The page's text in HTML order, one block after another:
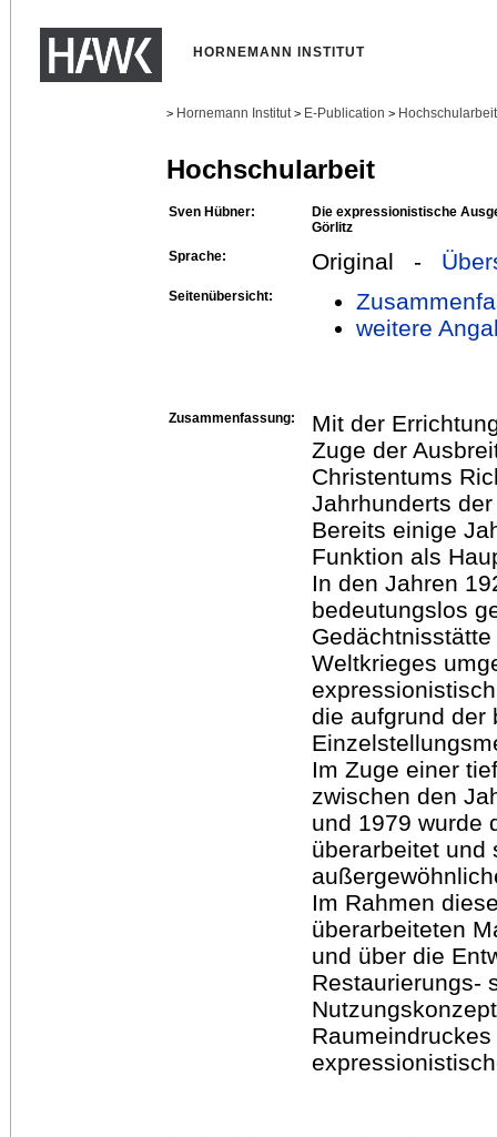
HORNEMANN INSTITUT
> Hornemann Institut > E-Publication >
Hochschularbeit
Sven Hübner:
Die expressionistische
Görlitz
Sprache:
Original -
Seitenübersicht:
weitere
Zusammenfassung:
Mit der
Zuge der
Christentums
Jahrhunderts
Bereits einige
Funktion als
In den Jahren
bedeutungslos
Weltkrieges
die aufgrund der
Im Zuge einer
zwischen den
und 1979 wurde
überarbeitet und
Im Rahmen
überarbeiteten
und über die
Restaurierungs-